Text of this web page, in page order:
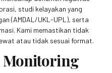
studi kelayakan yang
(AMDAL/UKL-UPL), serta
Kami memastikan tidak
atau tidak sesuai format.
Monitoring